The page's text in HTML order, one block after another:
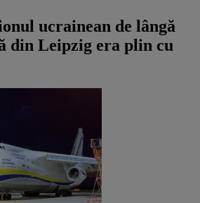
ucrainean de lângă
din Leipzig era plin cu